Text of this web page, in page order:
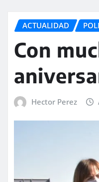
ACTUALIDAD
Con
Hector Perez